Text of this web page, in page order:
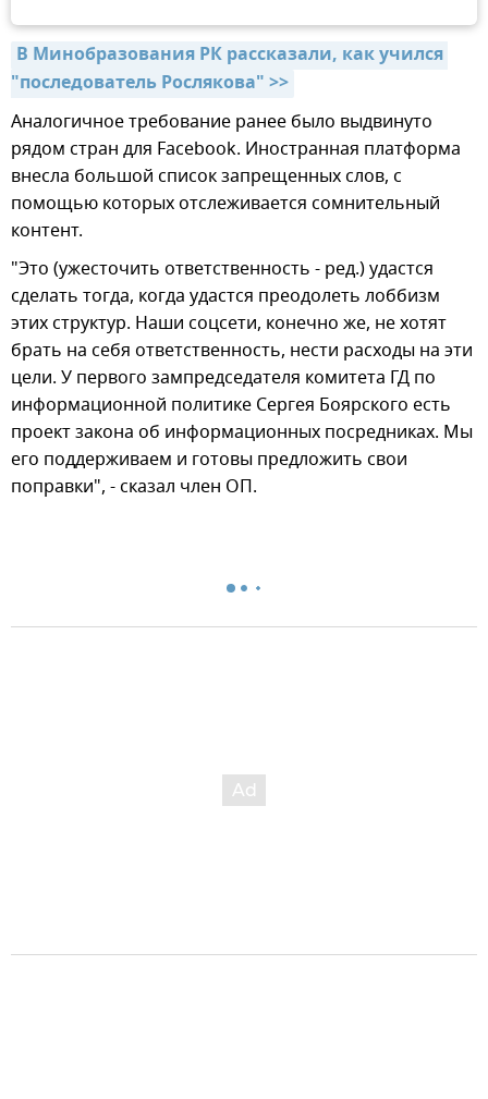
В Минобразования РК рассказали, как учился
"последователь Рослякова" >>
Аналогичное требование ранее было выдвинуто
рядом стран для Facebook. Иностранная платформа
внесла большой список запрещенных слов, с
помощью которых отслеживается сомнительный
контент.
"Это (ужесточить ответственность - ред.) удастся
сделать тогда, когда удастся преодолеть лоббизм
этих структур. Наши соцсети, конечно же, не хотят
брать на себя ответственность, нести расходы на эти
цели. У первого зампредседателя комитета ГД по
информационной политике Сергея Боярского есть
проект закона об информационных посредниках. Мы
его поддерживаем и готовы предложить свои
поправки", - сказал член ОП.